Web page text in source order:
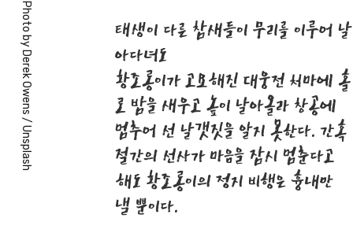
Photo by
Derek Owens
/
Unsplash
태생이 다른 참새들이 무리를 이루어 날
아다녀도
황조롱이가 고요해진 대웅전 처마에 홀
로 밤을 새우고 높이 날아올라 창공에
멈추어 선 날갯짓을 알지 못한다. 간혹
절간의 선사가 마음을 잠시 멈춘다고
해도 황조롱이의 정지 비행은 흉내만
낼 뿐이다.